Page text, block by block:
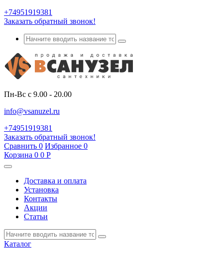
+74951919381
Заказать обратный звонок!
Пн-Вс с 9.00 - 20.00
info@vsanuzel.ru
+74951919381
Заказать обратный звонок!
Сравнить 0 Избранное 0
Корзина 0 0 Р
Доставка и оплата
Установка
Контакты
Акции
Статьи
Каталог